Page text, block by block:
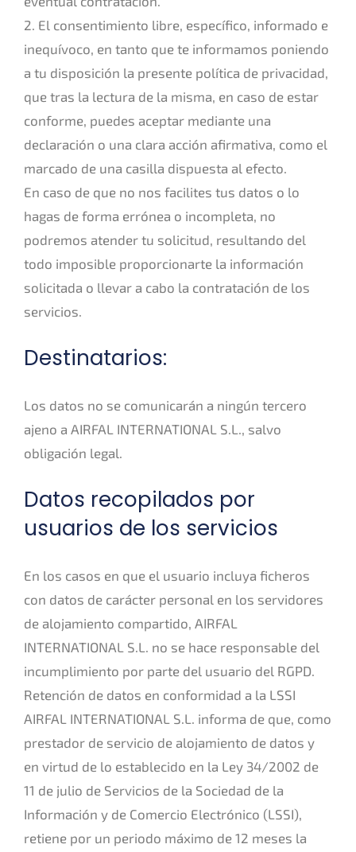
2. El consentimiento libre, específico, informado e
inequívoco, en tanto que te informamos poniendo
a tu disposición la presente política de privacidad,
que tras la lectura de la misma, en caso de estar
conforme, puedes aceptar mediante una
declaración o una clara acción afirmativa, como el
marcado de una casilla dispuesta al efecto.
En caso de que no nos facilites tus datos o lo
hagas de forma errónea o incompleta, no
podremos atender tu solicitud, resultando del
todo imposible proporcionarte la información
solicitada o llevar a cabo la contratación de los
servicios.
Destinatarios:
Los datos no se comunicarán a ningún tercero
ajeno a AIRFAL INTERNATIONAL S.L., salvo
obligación legal.
Datos recopilados por
usuarios de los servicios
En los casos en que el usuario incluya ficheros
con datos de carácter personal en los servidores
de alojamiento compartido, AIRFAL
INTERNATIONAL S.L. no se hace responsable del
incumplimiento por parte del usuario del RGPD.
Retención de datos en conformidad a la LSSI
AIRFAL INTERNATIONAL S.L. informa de que, como
prestador de servicio de alojamiento de datos y
en virtud de lo establecido en la Ley 34/2002 de
11 de julio de Servicios de la Sociedad de la
Información y de Comercio Electrónico (LSSI),
retiene por un periodo máximo de 12 meses la